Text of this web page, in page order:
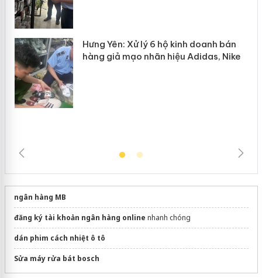
ngân hàng MB
đăng ký tài khoản ngân hàng online nhanh chóng
dán phim cách nhiệt ô tô
Sửa máy rửa bát bosch